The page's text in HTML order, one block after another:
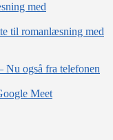
med
til romanlæsning med
Nu også fra telefonen
Meet